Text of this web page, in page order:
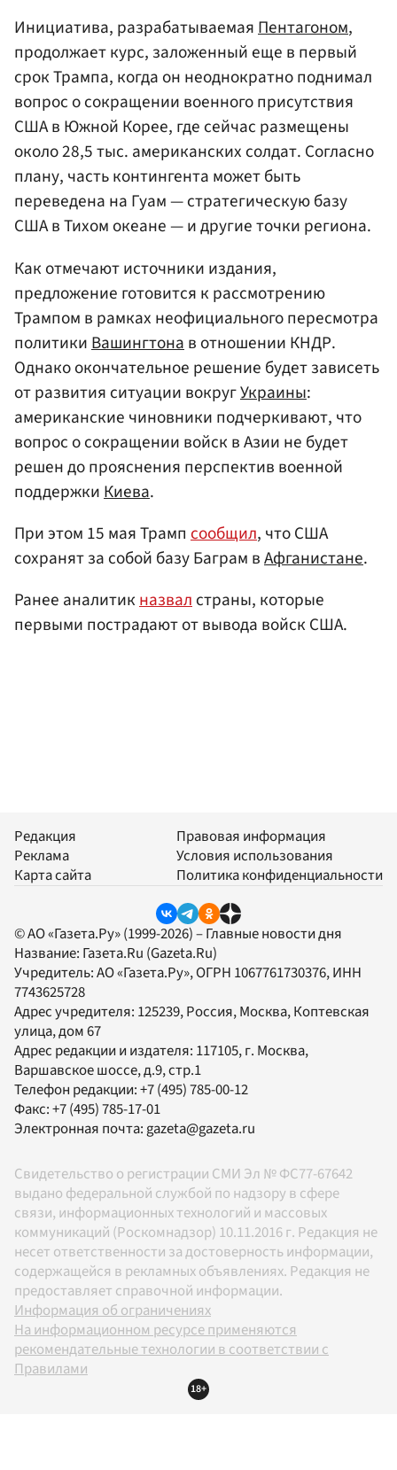
Инициатива, разрабатываемаяПентагоном,
продолжает курс, заложенный еще в первый
срок Трампа, когда он неоднократно поднимал
вопрос о сокращении военного присутствия
США в Южной Корее, где сейчас размещены
около 28,5 тыс. американских солдат. Согласно
плану, часть контингента может быть
переведена на Гуам — стратегическую базу
США в Тихом океане — и другие точки региона.
Как отмечают источники издания,
предложение готовится к рассмотрению
Трампом в рамках неофициального пересмотра
политики Вашингтона в отношении КНДР.
Однако окончательное решение будет зависеть
от развития ситуации вокругУкраины:
американские чиновники подчеркивают, что
вопрос о сокращении войск в Азии не будет
решен до прояснения перспектив военной
поддержки Киева.
При этом 15 мая Трамп сообщил, что США
сохранят за собой базу Баграм вАфганистане.
Ранее аналитикназвалстраны, которые
первыми пострадают от вывода войск США.
Редакция
Реклама
Карта сайта
Правовая информация
Условия использования
Политика конфиденциальности
© АО «Газета.Ру» (1999-2026) – Главные новости дня
Название: Газета.Ru (Gazeta.Ru)
Учредитель:АО «Газета.Ру», ОГРН 1067761730376, ИНН
7743625728
Адрес учредителя: 125239, Россия, Москва, Коптевская
улица, дом 67
Адрес редакции и издателя: 117105, г. Москва,
Варшавское шоссе, д.9, стр.1
Телефон редакции:+7 (495) 785-00-12
Факс:+7 (495) 785-17-01
Электронная почта:gazeta@gazeta.ru
Свидетельство о регистрации СМИ Эл № ФС77-67642
выдано федеральной службой по надзору в сфере
связи, информационных технологий и массовых
коммуникаций (Роскомнадзор) 10.11.2016 г. Редакция не
несет ответственности за достоверность информации,
содержащейся в рекламных объявлениях. Редакция не
предоставляет справочной информации.
Информация об ограничениях
На информационном ресурсе применяются
рекомендательные технологии в соответствии с
Правилами
18+